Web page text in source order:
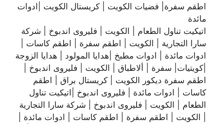
اطقم سفرة| فضيات الكويت | كريستال الكويت |ادوات
مائدة
اتيكيت تناول الطعام | الكويت | فليروى اندبوخ | شركة
سارا التجارية | الكويت | اطقم سفرة | اطقم كاسات |
ادوات مائدة | ادوات مطبخ |هدايا المولود | هدايا الزوجة
|كويتيات| سفرة | ألاطباق | الكويت | فليروى اندبوخ |
اطقم سفرة ديكور الكويت | كريستال براق | اطقم
كاسات | ادوات مائدة | فليروى اندبوخ |اتيكيت تناول
الطعام | الكويت | فليروى اندبوخ | شركة سارا التجارية
| الكويت | اطقم سفرة | اطقم كاسات | ادوات مائدة |